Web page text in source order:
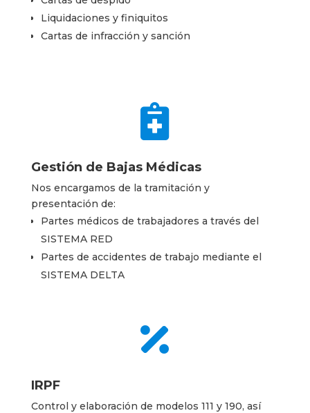
Liquidaciones y finiquitos
Cartas de infracción y sanción

Gestión de Bajas Médicas
Nos encargamos de la tramitación y
presentación de:
Partes médicos de trabajadores a través del
SISTEMA RED
Partes de accidentes de trabajo mediante el
SISTEMA DELTA

IRPF
Control y elaboración de modelos 111 y 190, así